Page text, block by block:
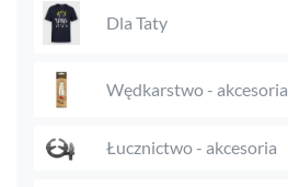
Dla Taty
Wędkarstwo - akcesoria
Łucznictwo - akcesoria